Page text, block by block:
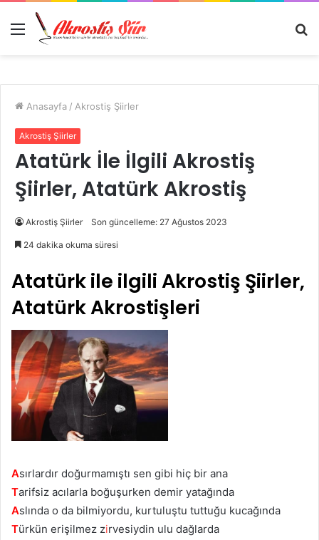
Menü
Anasayfa / Akrostiş Şiirler
Akrostiş Şiirler
Atatürk İle İlgili Akrostiş
Şiirler, Atatürk Akrostiş
Akrostiş Şiirler Son güncelleme: 27 Ağustos 2023
24 dakika okuma süresi
Atatürk ile ilgili Akrostiş Şiirler,
Atatürk Akrostişleri
Asırlardır doğurmamıştı sen gibi hiç bir ana
Tarifsiz acılarla boğuşurken demir yatağında
Aslında o da bilmiyordu, kurtuluştu tuttuğu kucağında
Türkün erişilmez zirvesiydin ulu dağlarda